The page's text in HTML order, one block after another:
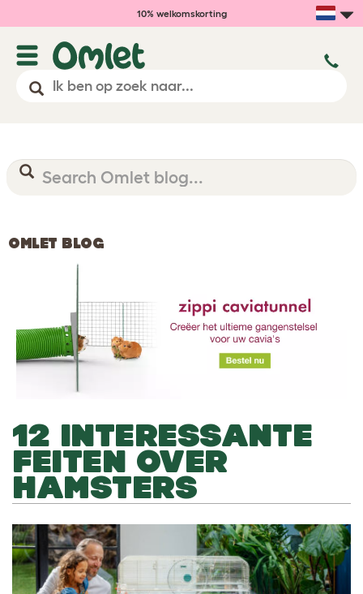
10% welkomskorting
OMLET BLOG
12 INTERESSANTE
FEITEN OVER
HAMSTERS